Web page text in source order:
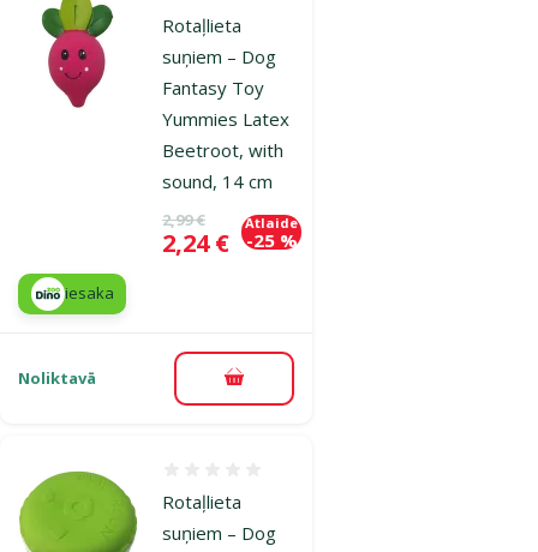
Rotaļlieta
suņiem – Dog
Fantasy Toy
Yummies Latex
Beetroot, with
sound, 14 cm
Oriģinālā cena
2,99 €
Cena
2,24 €
Atlaide
-25 %
iesaka
Noliktavā Pievienot grozam
Rotaļlieta
suņiem – Dog